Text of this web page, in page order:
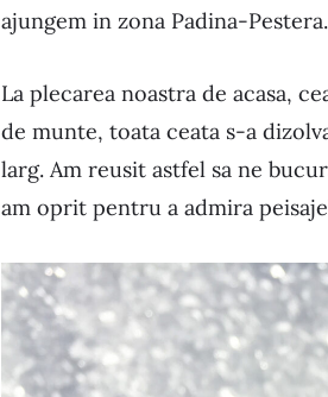
ajungem in zona Padina-Pestera.
La plecarea noastra de acasa,
de munte, toata ceata s-a
larg. Am reusit astfel sa ne
am oprit pentru a admira